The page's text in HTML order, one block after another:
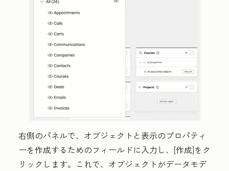
右側のパネルで、オブジェクトと表示のプロパティ
ーを作成するためのフィールドに入力し、[作成]をク
リックします。これで、オブジェクトがデータモデ